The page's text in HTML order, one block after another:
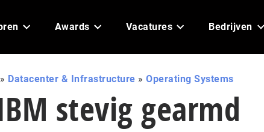
Awards Vacatures Bedrijven
» Datacenter & Infrastructure » Operating Systems
stevig gearmd